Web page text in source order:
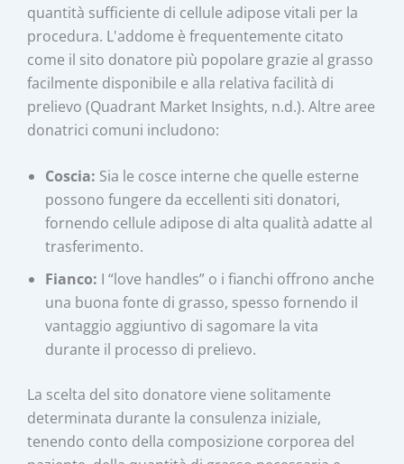
quantità sufficiente di cellule adipose vitali per la
procedura. L'addome è frequentemente citato
come il sito donatore più popolare grazie al grasso
facilmente disponibile e alla relativa facilità di
prelievo (Quadrant Market Insights, n.d.). Altre aree
donatrici comuni includono:
Coscia: Sia le cosce interne che quelle esterne
possono fungere da eccellenti siti donatori,
fornendo cellule adipose di alta qualità adatte al
trasferimento.
Fianco: I “love handles” o i fianchi offrono anche
una buona fonte di grasso, spesso fornendo il
vantaggio aggiuntivo di sagomare la vita
durante il processo di prelievo.
La scelta del sito donatore viene solitamente
determinata durante la consulenza iniziale,
tenendo conto della composizione corporea del